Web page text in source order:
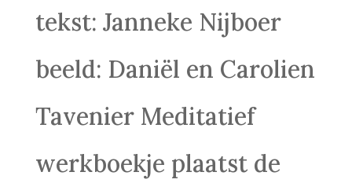
tekst: Janneke Nijboer
beeld: Daniël en Carolien
Tavenier Meditatief
werkboekje plaatst de